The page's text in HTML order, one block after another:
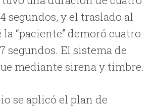
segundos, y el traslado al
“paciente” demoró cuatro
segundos. El sistema de
mediante sirena y timbre.
se aplicó el plan de